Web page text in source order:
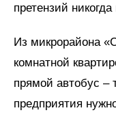
претензий никогда
Из микрорайона
комнатной
прямой автобус –
предприятия